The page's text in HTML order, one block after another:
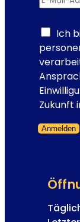
Ich
Zukunft
Anmelden